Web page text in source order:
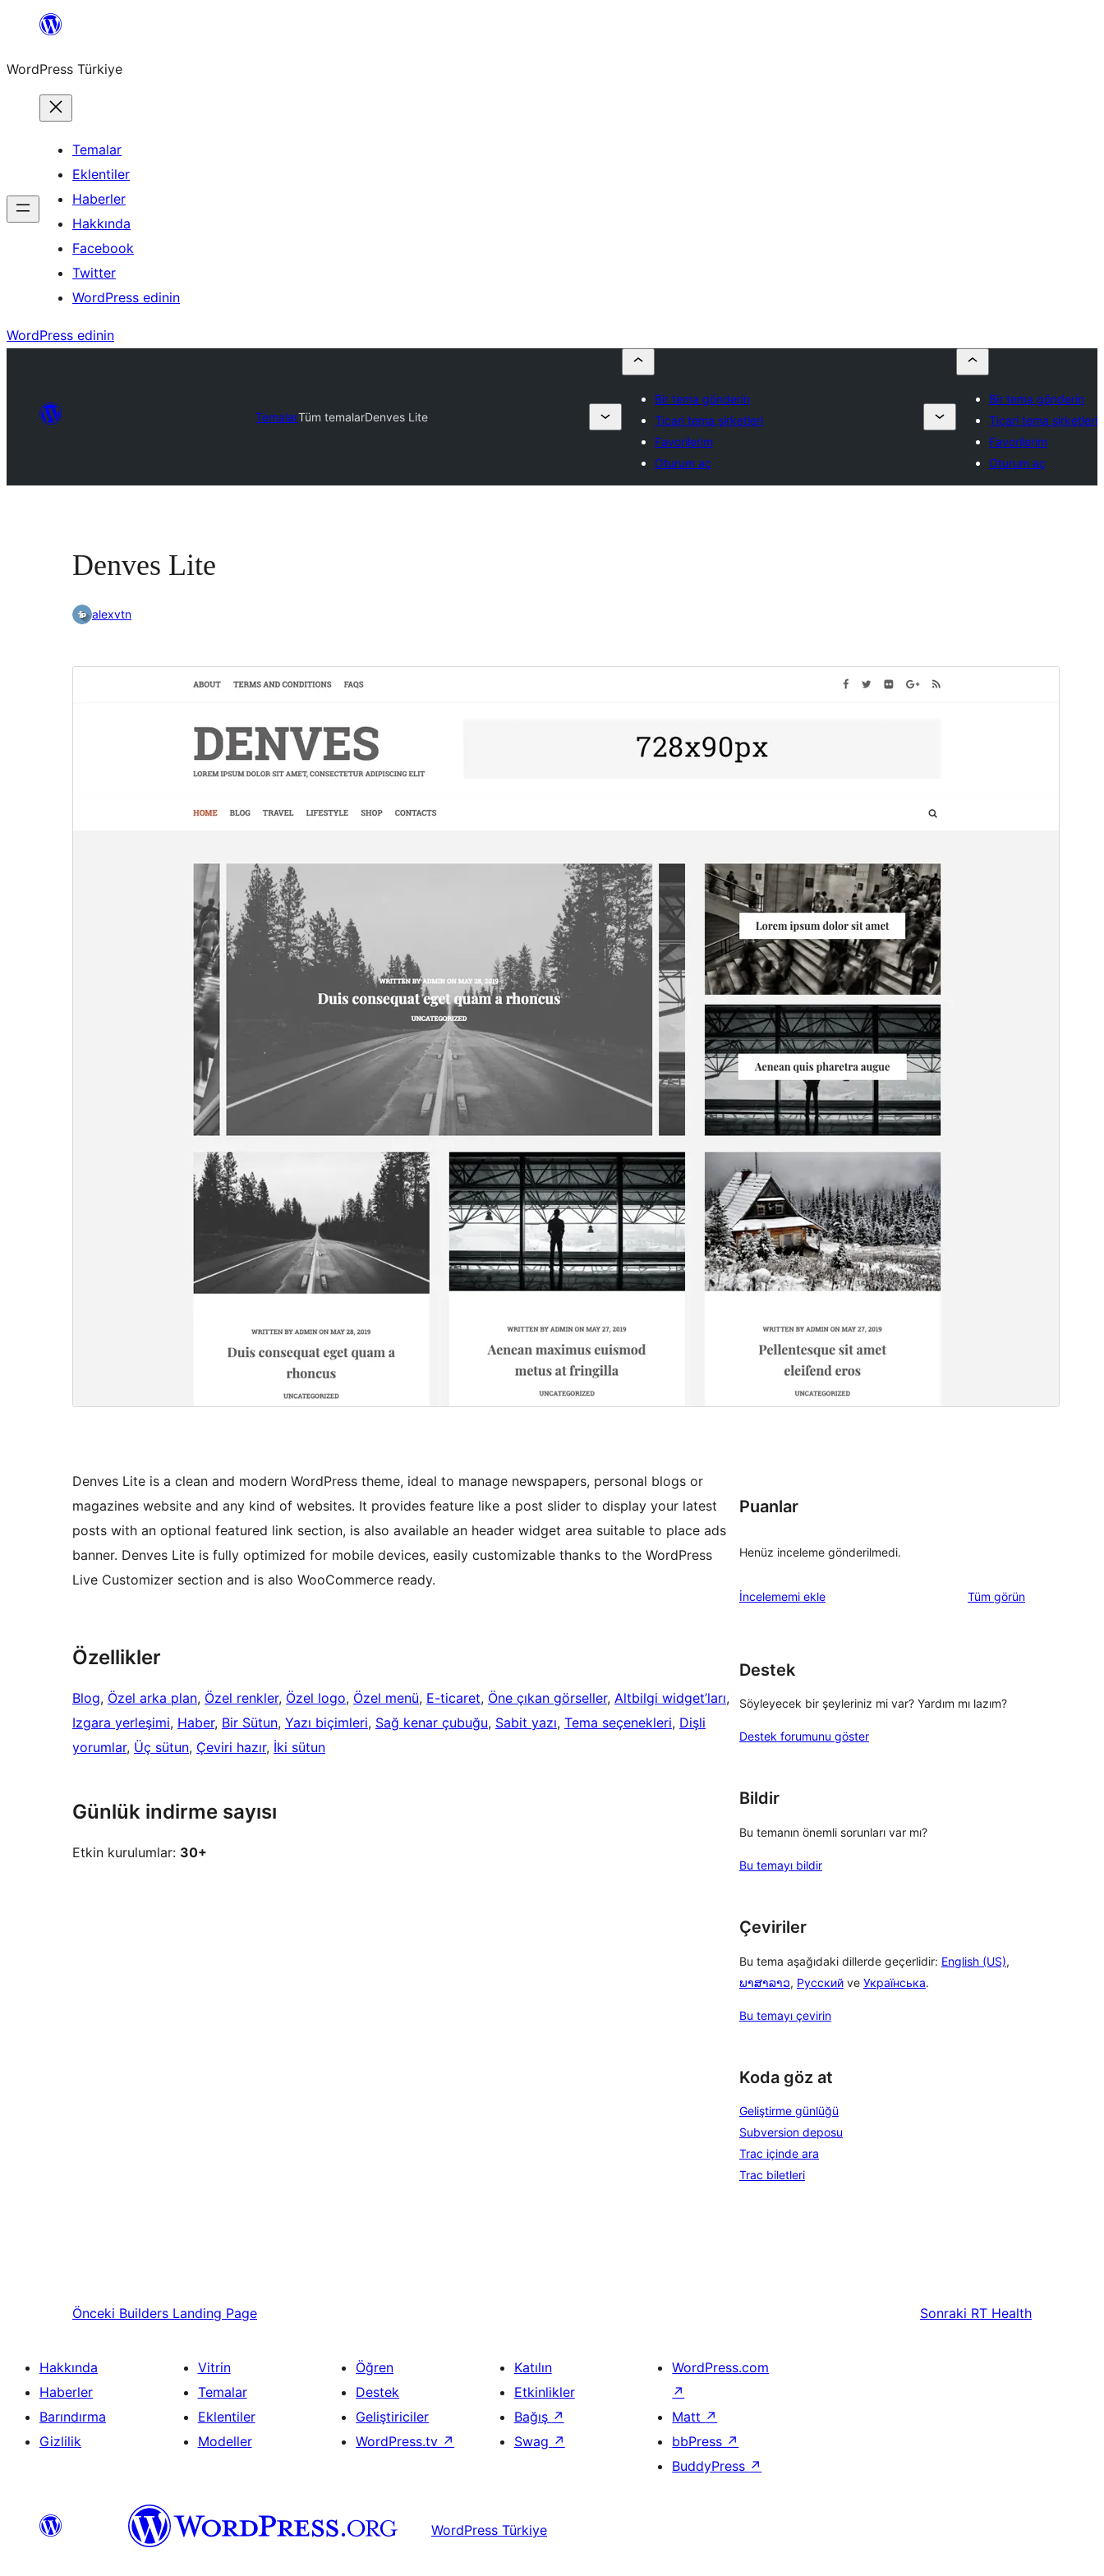
İçeriğe
WordPress Türkiye
Temalar
Eklentiler
Haberler
Hakkında
Facebook
Twitter
WordPress edinin
WordPress edinin
TemalarTüm temalarDenves Lite
Bir tema gönderin
Ticari tema şirketleri
Favorilerim
Oturum aç
Bir tema gönderin
Ticari tema şirketleri
Favorilerim
Oturum aç
Denves Lite
alexvtn
Önizleme
Tema ana sayfası
Denves Lite is a clean and modern WordPress theme, ideal to manage newspapers, personal blogs or
magazines website and any kind of websites. It provides feature like a post slider to display your latest
posts with an optional featured link section, is also available an header widget area suitable to place ads
banner. Denves Lite is fully optimized for mobile devices, easily customizable thanks to the WordPress
Live Customizer section and is also WooCommerce ready.
Özellikler
Blog, Özel arka plan, Özel renkler, Özel logo, Özel menü, E-ticaret, Öne çıkan görseller, Altbilgi widget’ları
Izgara yerleşimi, Haber, Bir Sütun, Yazı biçimleri, Sağ kenar çubuğu, Sabit yazı, Tema seçenekleri, Dişli
yorumlar, Üç sütun, Çeviri hazır, İki sütun
Günlük indirme sayısı
Etkin kurulumlar: 30+
Puanlar
Henüz inceleme gönderilmedi.
İncelememi ekle Tüm değerlendirmeleri
görün
Destek
Söyleyecek bir şeyleriniz mi var? Yardım mı lazım?
Destek forumunu göster
Bildir
Bu temanın önemli sorunları var mı?
Bu temayı bildir
Çeviriler
Bu tema aşağıdaki dillerde geçerlidir: English (US),
ພາສາລາວ, Русский ve Українська.
Bu temayı çevirin
Koda göz at
Geliştirme günlüğü
Subversion deposu
Trac içinde ara
Trac biletleri
Önceki Builders Landing Page Sonraki RT Health
Hakkında
Haberler
Barındırma
Gizlilik
Vitrin
Temalar
Eklentiler
Modeller
Öğren
Destek
Geliştiriciler
WordPress.tv ↗
Katılın
Etkinlikler
Bağış ↗
Swag ↗
WordPress.com
↗
Matt ↗
bbPress ↗
BuddyPress ↗
WordPress Türkiye